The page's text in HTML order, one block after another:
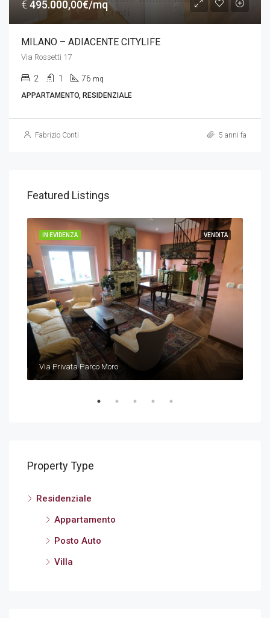
€495.000,00€/mq
MILANO – ADIACENTE CITYLIFE
Via Rossetti 17
2 1 76 mq
APPARTAMENTO, RESIDENZIALE
Fabrizio Conti 5 anni fa
Featured Listings
VENDITA
IN EVIDENZA
Via Privata Parco Moro
Property Type
Residenziale
Appartamento
Posto Auto
Villa